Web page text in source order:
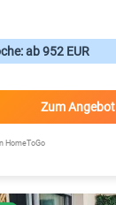
ab 952 EUR
Zum Angebot
HomeToGo